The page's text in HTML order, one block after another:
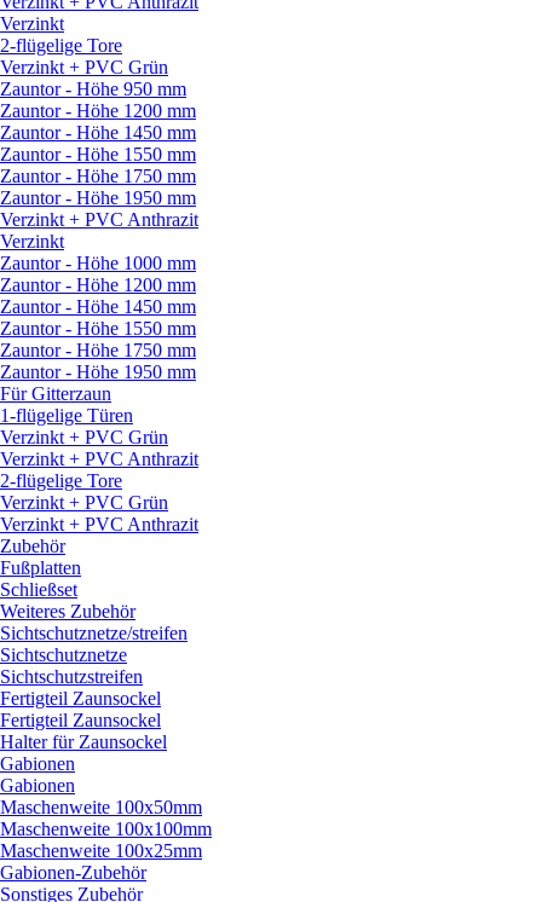
Verzinkt
2-flügelige Tore
Verzinkt + PVC Grün
Zauntor - Höhe 950 mm
Zauntor - Höhe 1200 mm
Zauntor - Höhe 1450 mm
Zauntor - Höhe 1550 mm
Zauntor - Höhe 1750 mm
Zauntor - Höhe 1950 mm
Verzinkt + PVC Anthrazit
Verzinkt
Zauntor - Höhe 1000 mm
Zauntor - Höhe 1200 mm
Zauntor - Höhe 1450 mm
Zauntor - Höhe 1550 mm
Zauntor - Höhe 1750 mm
Zauntor - Höhe 1950 mm
Für Gitterzaun
1-flügelige Türen
Verzinkt + PVC Grün
Verzinkt + PVC Anthrazit
2-flügelige Tore
Verzinkt + PVC Grün
Verzinkt + PVC Anthrazit
Zubehör
Fußplatten
Schließset
Weiteres Zubehör
Sichtschutznetze/streifen
Sichtschutznetze
Sichtschutzstreifen
Fertigteil Zaunsockel
Fertigteil Zaunsockel
Halter für Zaunsockel
Gabionen
Gabionen
Maschenweite 100x50mm
Maschenweite 100x100mm
Maschenweite 100x25mm
Gabionen-Zubehör
Sonstiges Zubehör